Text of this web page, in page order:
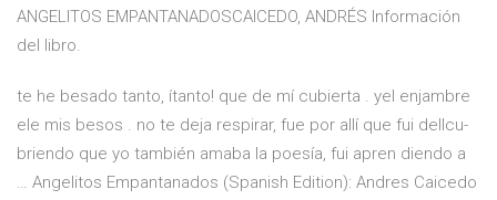
ANGELITOS EMPANTANADOSCAICEDO, ANDRÉS Información
del libro.
te he besado tanto, ítanto! que de mí cubierta . yel enjambre
ele mis besos . no te deja respirar, fue por allí que fui dellcu­
briendo que yo también amaba la poesía, fui apren­ diendo a
… Angelitos Empantanados (Spanish Edition): Andres Caicedo